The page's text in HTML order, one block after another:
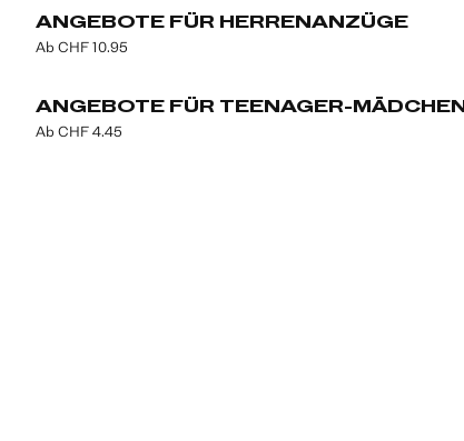
ANGEBOTE FÜR HERRENANZÜGE
Ab CHF 10.95
ANGEBOTE FÜR TEENAGER-MÄDCHEN
Ab CHF 4.45